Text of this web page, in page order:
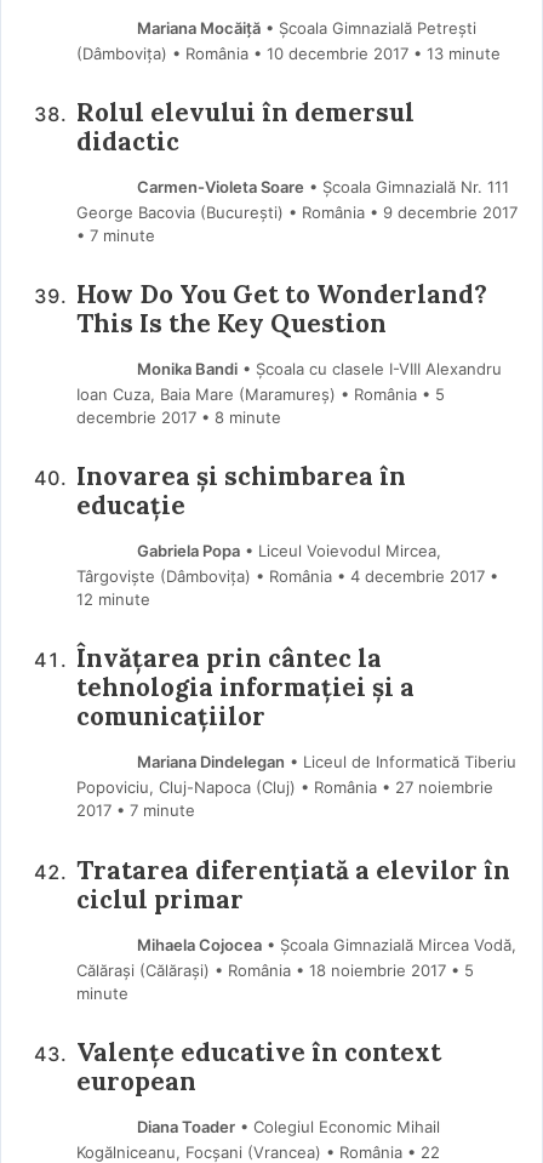
Mariana Mocăiţă• Şcoala Gimnazială Petreşti
(Dâmboviţa) • România
10 decembrie 2017 • 13 minute
Rolul elevului în demersul
didactic
Carmen-Violeta Soare • Școala Gimnazială Nr. 111
George Bacovia (Bucureşti) • România
9 decembrie 2017
• 7 minute
How Do You Get to Wonderland?
This Is the Key Question
Monika Bandi• Școala cu clasele I-VIII Alexandru
Ioan Cuza, Baia Mare (Maramureş) • România
5
decembrie 2017 • 8 minute
Inovarea și schimbarea în
educație
Gabriela Popa• Liceul Voievodul Mircea,
Târgoviște (Dâmboviţa) • România
4 decembrie 2017 •
12 minute
Învățarea prin cântec la
tehnologia informației și a
comunicațiilor
Mariana Dindelegan • Liceul de Informatică Tiberiu
Popoviciu, Cluj-Napoca (Cluj) • România
27 noiembrie
2017 • 7 minute
Tratarea diferențiată a elevilor în
ciclul primar
Mihaela Cojocea• Școala Gimnazială Mircea Vodă,
Călărași (Călărași) • România
18 noiembrie 2017 • 5
minute
Valențe educative în context
european
Diana Toader• Colegiul Economic Mihail
Kogălniceanu, Focşani (Vrancea) • România
22